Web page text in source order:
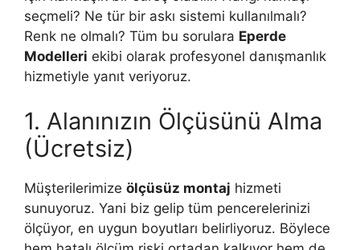
seçmeli? Ne tür bir askı sistemi kullanılmalı?
Renk ne olmalı? Tüm bu sorulara Eperde
Modelleri ekibi olarak profesyonel danışmanlık
hizmetiyle yanıt veriyoruz.
1. Alanınızın Ölçüsünü Alma
(Ücretsiz)
Müşterilerimize ölçüsüz montaj hizmeti
sunuyoruz. Yani biz gelip tüm pencerelerinizi
ölçüyor, en uygun boyutları belirliyoruz. Böylece